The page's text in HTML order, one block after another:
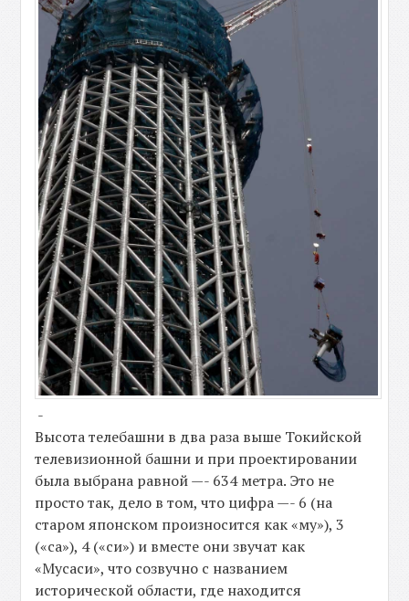
-
Высота телебашни в два раза выше Токийской
телевизионной башни и при проектировании
была выбрана равной —- 634 метра. Это не
просто так, дело в том, что цифра —- 6 (на
старом японском произносится как «му»), 3
(«са»), 4 («си») и вместе они звучат как
«Мусаси», что созвучно с названием
исторической области, где находится